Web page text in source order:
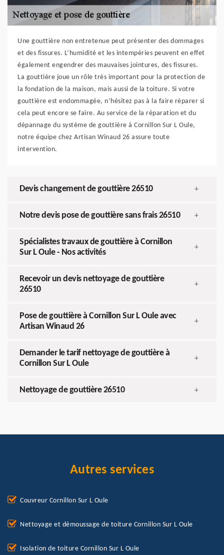
Une gouttière non entretenue peut présenter des dommages
et des fissures. L’humidité et les intempéries peuvent en effet
également engendrer des mauvaises jointures, des fissures.
La gouttière joue un rôle très important pour la protection de
la fondation de la maison, mais aussi de la toiture. Si votre
gouttière est endommagée, n’hésitez pas à la faire réparer si
cela peut encore se faire. Au service de la réparation et du
dépannage du système de gouttière à Cornillon Sur L Oule,
notre équipe chez Artisan Winaud 26 assure toute
intervention.
Devis changement de gouttière 26510 +
Notre devis pose de gouttière sans frais 26510 +
Spécialistes travaux de gouttière à Cornillon
Sur L Oule - Nos activités
+
Recevoir un devis nettoyage de gouttière
26510
+
Pose de gouttière à Cornillon Sur L Oule avec
Artisan Winaud 26
+
Demander le tarif nettoyage de gouttière à
Cornillon Sur L Oule
+
Nettoyage de gouttière 26510 +
Autres services
Couvreur Cornillon Sur L Oule
Nettoyage et démoussage de toiture Cornillon Sur L Oule
Isolation de toiture Cornillon Sur L Oule